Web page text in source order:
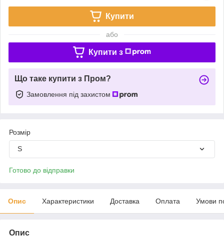
Купити
або
Купити з
Що таке купити з Пром?
Замовлення під захистом
Розмір
S
Готово до відправки
Опис Характеристики Доставка Оплата Умови
Опис